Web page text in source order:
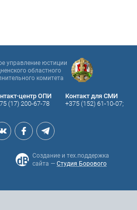
управление юстиции
областного
комитета
центр ОПИ
(17) 200-67-78
Контакт для СМИ
+375 (152) 61-10-07;
Создание и тех.поддержка
сайта — Студия Борового